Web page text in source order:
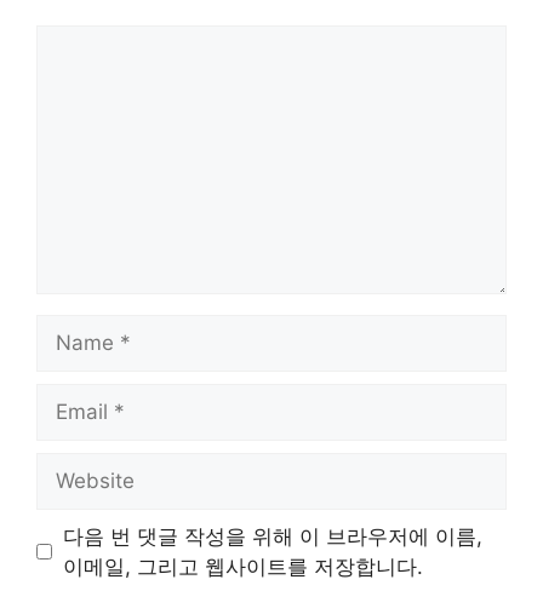
다음 번 댓글 작성을 위해 이 브라우저에 이름,
이메일, 그리고 웹사이트를 저장합니다.